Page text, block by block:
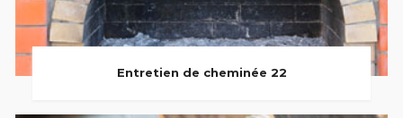
Entretien de cheminée 22